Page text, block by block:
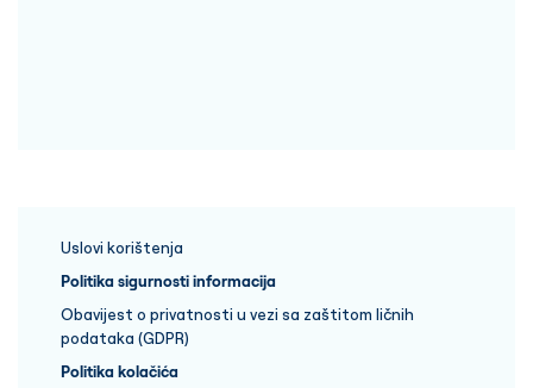
Uslovi korištenja
Politika sigurnosti informacija
Obavijest o privatnosti u vezi sa zaštitom ličnih
podataka (GDPR)
Politika kolačića